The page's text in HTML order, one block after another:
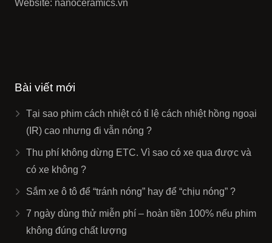
Website: nanoceramics.vn
Bài viết mới
Tại sao phim cách nhiệt có tỉ lệ cách nhiệt hồng ngoại
(IR) cao nhưng đi vẫn nóng ?
Thu phí không dừng ETC. Vì sao có xe qua được và
có xe không ?
Sắm xe ô tô để “tránh nóng” hay để “chịu nóng” ?
7 ngày dùng thử miễn phí – hoàn tiền 100% nếu phim
không đúng chất lượng